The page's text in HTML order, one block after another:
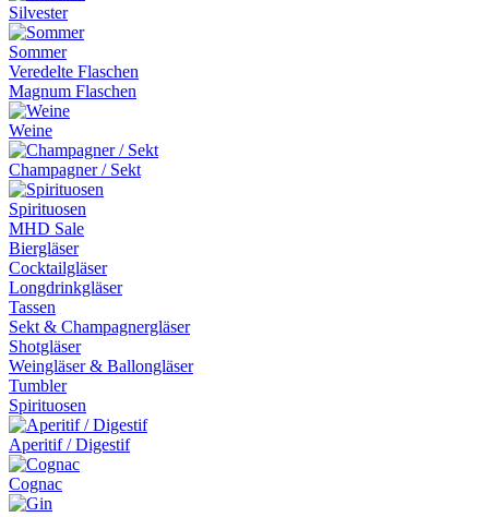
Silvester
Sommer
Veredelte Flaschen
Magnum Flaschen
Weine
Champagner / Sekt
Spirituosen
MHD Sale
Biergläser
Cocktailgläser
Longdrinkgläser
Tassen
Sekt & Champagnergläser
Shotgläser
Weingläser & Ballongläser
Tumbler
Spirituosen
Aperitif / Digestif
Cognac